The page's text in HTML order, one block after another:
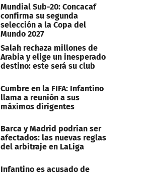
Mundial Sub-20: Concacaf
confirma su segunda
selección a la Copa del
Mundo 2027
Salah rechaza millones de
Arabia y elige un inesperado
destino: este será su club
Cumbre en la FIFA: Infantino
llama a reunión a sus
máximos dirigentes
Barca y Madrid podrían ser
afectados: las nuevas reglas
del arbitraje en LaLiga
Infantino es acusado de